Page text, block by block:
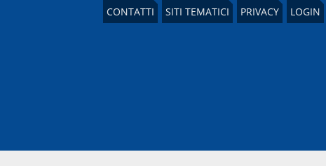
CONTATTI SITI TEMATICI PRIVACY LOGIN